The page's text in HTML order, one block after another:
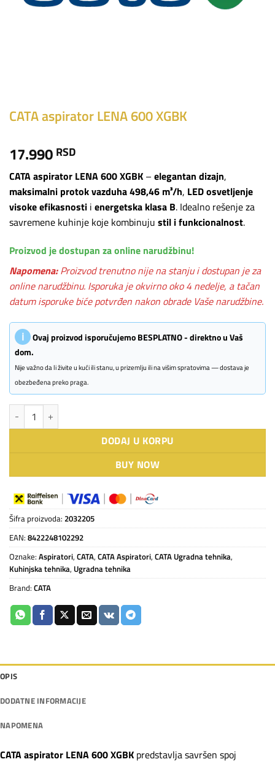
CATA aspirator LENA 600 XGBK
17.990 RSD
CATA aspirator LENA 600 XGBK – elegantan dizajn,
maksimalni protok vazduha 498,46 m³/h, LED osvetljenje
visoke efikasnosti i energetska klasa B. Idealno rešenje za
savremene kuhinje koje kombinuju stil i funkcionalnost.
Proizvod je dostupan za online narudžbinu!
Napomena: Proizvod trenutno nije na stanju i dostupan je za
online narudžbinu. Isporuka je okvirno oko 4 nedelje, a tačan
datum isporuke biće potvrđen nakon obrade Vaše narudžbine.
ℹ
Ovaj proizvod isporučujemo BESPLATNO - direktno u Vaš
dom.
Nije važno da li živite u kući ili stanu, u prizemlju ili na višim spratovima — dostava je
obezbeđena preko praga.
CATA aspirator LENA 600 XGBK količina
DODAJ U KORPU
BUY NOW
Šifra proizvoda: 2032205
EAN: 8422248102292
Oznake: Aspiratori, CATA, CATA Aspiratori, CATA Ugradna tehnika,
Kuhinjska tehnika, Ugradna tehnika
Brand: CATA
OPIS
DODATNE INFORMACIJE
NAPOMENA
CATA aspirator LENA 600 XGBK predstavlja savršen spoj